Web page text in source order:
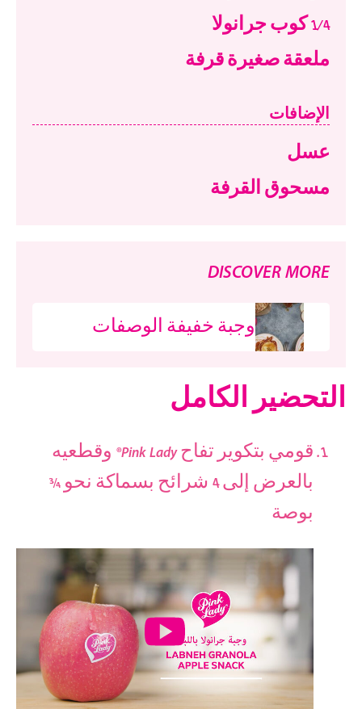
1/4 كوب جرانولا
ملعقة صغيرة قرفة
الإضافات
عسل
مسحوق القرفة
DISCOVER MORE
وجبة خفيفة الوصفات
التحضير الكامل
قومي بتكوير تفاح Pink Lady® وقطعيه
بالعرض إلى 4 شرائح بسماكة نحو ¾
بوصة